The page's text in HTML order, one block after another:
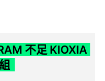
不足 KIOXIA